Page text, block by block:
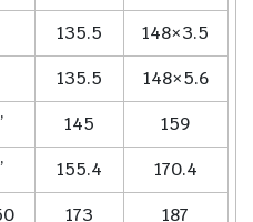
135.5
148×3.5
135.5
148×5.6
145
159
155.4
170.4
173 187